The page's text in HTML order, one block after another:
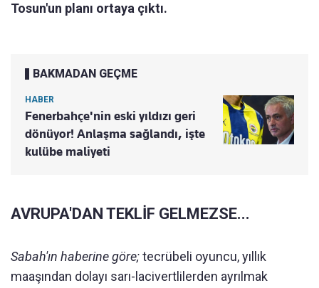
Tosun'un planı ortaya çıktı.
BAKMADAN GEÇME
HABER
Fenerbahçe'nin eski yıldızı geri
dönüyor! Anlaşma sağlandı, işte
kulübe maliyeti
AVRUPA'DAN TEKLİF GELMEZSE...
Sabah'ın haberine göre;tecrübeli oyuncu, yıllık
maaşından dolayı sarı-lacivertlilerden ayrılmak